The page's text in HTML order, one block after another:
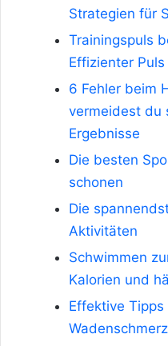
Strategien für
Trainingspuls
Effizienter
6 Fehler beim
vermeidest du
Ergebnisse
Die besten
schonen
Die
Aktivitäten
Schwimmen
Kalorien und
Effektive